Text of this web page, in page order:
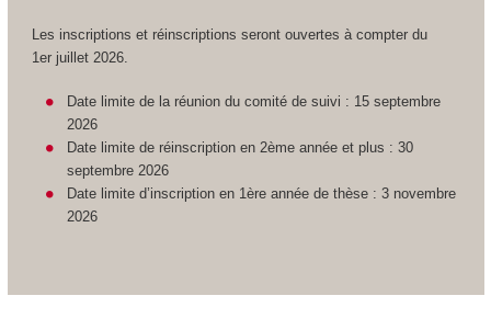
Les inscriptions et réinscriptions seront ouvertes à compter du
1er juillet 2026.
Date limite de la réunion du comité de suivi : 15 septembre
2026
Date limite de réinscription en 2ème année et plus : 30
septembre 2026
Date limite d’inscription en 1ère année de thèse : 3 novembre
2026